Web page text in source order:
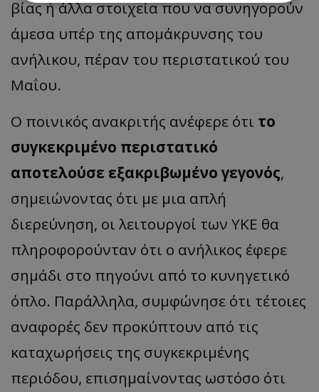
βίας ή άλλα στοιχεία που να συνηγορούν
άμεσα υπέρ της απομάκρυνσης του
ανήλικου, πέραν του περιστατικού του
Μαΐου.
Ο ποινικός ανακριτής ανέφερε ότι το
συγκεκριμένο περιστατικό
αποτελούσε εξακριβωμένο γεγονός,
σημειώνοντας ότι με μια απλή
διερεύνηση, οι λειτουργοί των ΥΚΕ θα
πληροφορούνταν ότι ο ανήλικος έφερε
σημάδι στο πηγούνι από το κυνηγετικό
όπλο. Παράλληλα, συμφώνησε ότι τέτοιες
αναφορές δεν προκύπτουν από τις
καταχωρήσεις της συγκεκριμένης
περιόδου, επισημαίνοντας ωστόσο ότι
Απολύτως απαραίτητα
Απόδοσης
Στόχευσης
Μη ταξινομημένα
σύνδεση χρήστη και τη διαχείριση λογαριασμού.
Ο ιστότοπος δεν μπορεί να χρησιμοποιηθεί σωστά
χωρίς τα απολύτως απαραίτητα cookies.
Ονοματεπώνυμο
Προμηθευτής
Πεδίο
ASP.NET_SessionId
Microsoft Corporation